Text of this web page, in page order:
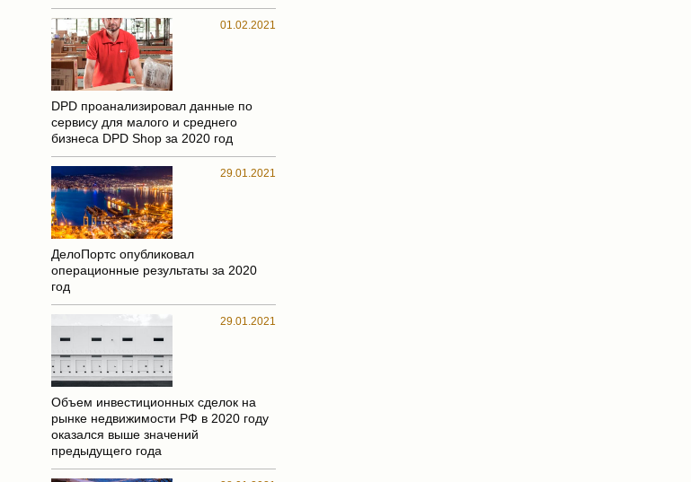
01.02.2021
DPD проанализировал данные по
сервису для малого и среднего
бизнеса DPD Shop за 2020 год
29.01.2021
ДелоПортс опубликовал
операционные результаты за 2020
год
29.01.2021
Объем инвестиционных сделок на
рынке недвижимости РФ в 2020 году
оказался выше значений
предыдущего года